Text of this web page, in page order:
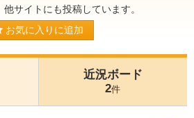
サイトにも投稿しています。
お気に入りに追加
近況ボード
2件